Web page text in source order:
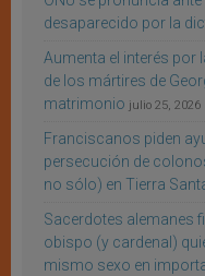
desaparecido por la
Aumenta el interés por
de los mártires de
matrimonio julio 25, 2026
Franciscanos piden
persecución de
no sólo) en Tierra
Sacerdotes alemanes
obispo (y cardenal)
mismo sexo en